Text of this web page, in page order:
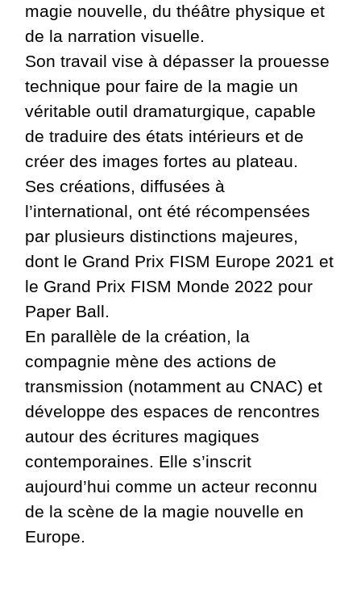
magie nouvelle, du théâtre physique et
de la narration visuelle.
Son travail vise à dépasser la prouesse
technique pour faire de la magie un
véritable outil dramaturgique, capable
de traduire des états intérieurs et de
créer des images fortes au plateau.
Ses créations, diffusées à
l’international, ont été récompensées
par plusieurs distinctions majeures,
dont le Grand Prix FISM Europe 2021 et
le Grand Prix FISM Monde 2022 pour
Paper Ball.
En parallèle de la création, la
compagnie mène des actions de
transmission (notamment au CNAC) et
développe des espaces de rencontres
autour des écritures magiques
contemporaines. Elle s’inscrit
aujourd’hui comme un acteur reconnu
de la scène de la magie nouvelle en
Europe.